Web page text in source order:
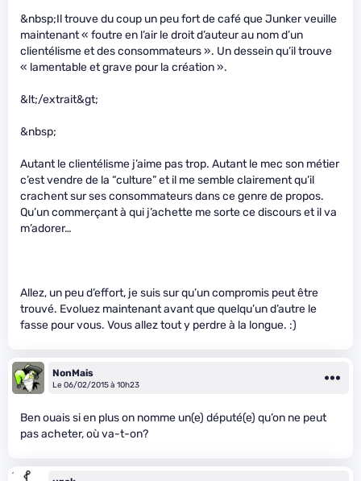
&nbsp;Il trouve du coup un peu fort de café que Junker veuille
maintenant « foutre en l’air le droit d’auteur au nom d’un
clientélisme et des consommateurs ». Un dessein qu’il trouve
« lamentable et grave pour la création ».
&lt;/extrait&gt;
&nbsp;
Autant le clientélisme j’aime pas trop. Autant le mec son métier
c’est vendre de la “culture” et il me semble clairement qu’il
crachent sur ses consommateurs dans ce genre de propos.
Qu’un commerçant à qui j’achette me sorte ce discours et il va
m’adorer…
Allez, un peu d’effort, je suis sur qu’un compromis peut être
trouvé. Evoluez maintenant avant que quelqu’un d’autre le
fasse pour vous. Vous allez tout y perdre à la longue. :)
NonMais
Le 06/02/2015 à 10h23
Ben ouais si en plus on nomme un(e) député(e) qu’on ne peut
pas acheter, où va-t-on?